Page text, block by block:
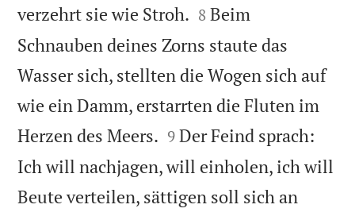
verzehrt sie wie Stroh. 

8 Beim
Schnauben deines Zorns staute das
Wasser sich, stellten die Wogen sich auf
wie ein Damm, erstarrten die Fluten im
Herzen des Meers. 

9 Der Feind sprach:
Ich will nachjagen, will einholen, ich will
Beute verteilen, sättigen soll sich an